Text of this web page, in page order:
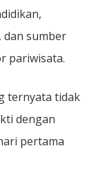
sumber
pariwisata.
ternyata tidak
dengan
pertama